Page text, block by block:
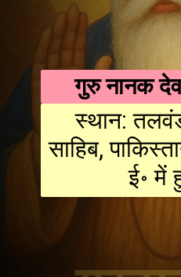
गुरु नानक
स्थान:
साहिब,
ई॰ में